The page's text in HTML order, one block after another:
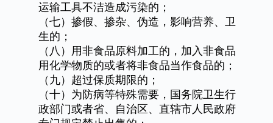
运输工具不洁造成污染的；
（七）掺假、掺杂、伪造，影响营养、卫
生的；
（八）用非食品原料加工的，加入非食品
用化学物质的或者将非食品当作食品的；
（九）超过保质期限的；
（十）为防病等特殊需要，国务院卫生行
政部门或者省、自治区、直辖市人民政府